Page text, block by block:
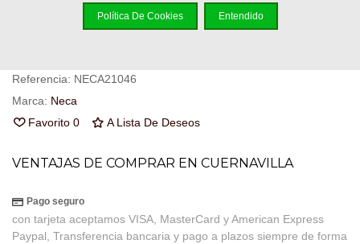
No hay puntos de recompensa para este producto porque ya hay
un descuento.
Referencia: NECA21046
Marca: Neca
Favorito 0 A Lista De Deseos
VENTAJAS DE COMPRAR EN CUERNAVILLA
Pago seguro
con tarjeta aceptamos VISA, MasterCard y American Express
Paypal, Transferencia bancaria y pago a plazos siempre de forma
Política De Cookies Entendido